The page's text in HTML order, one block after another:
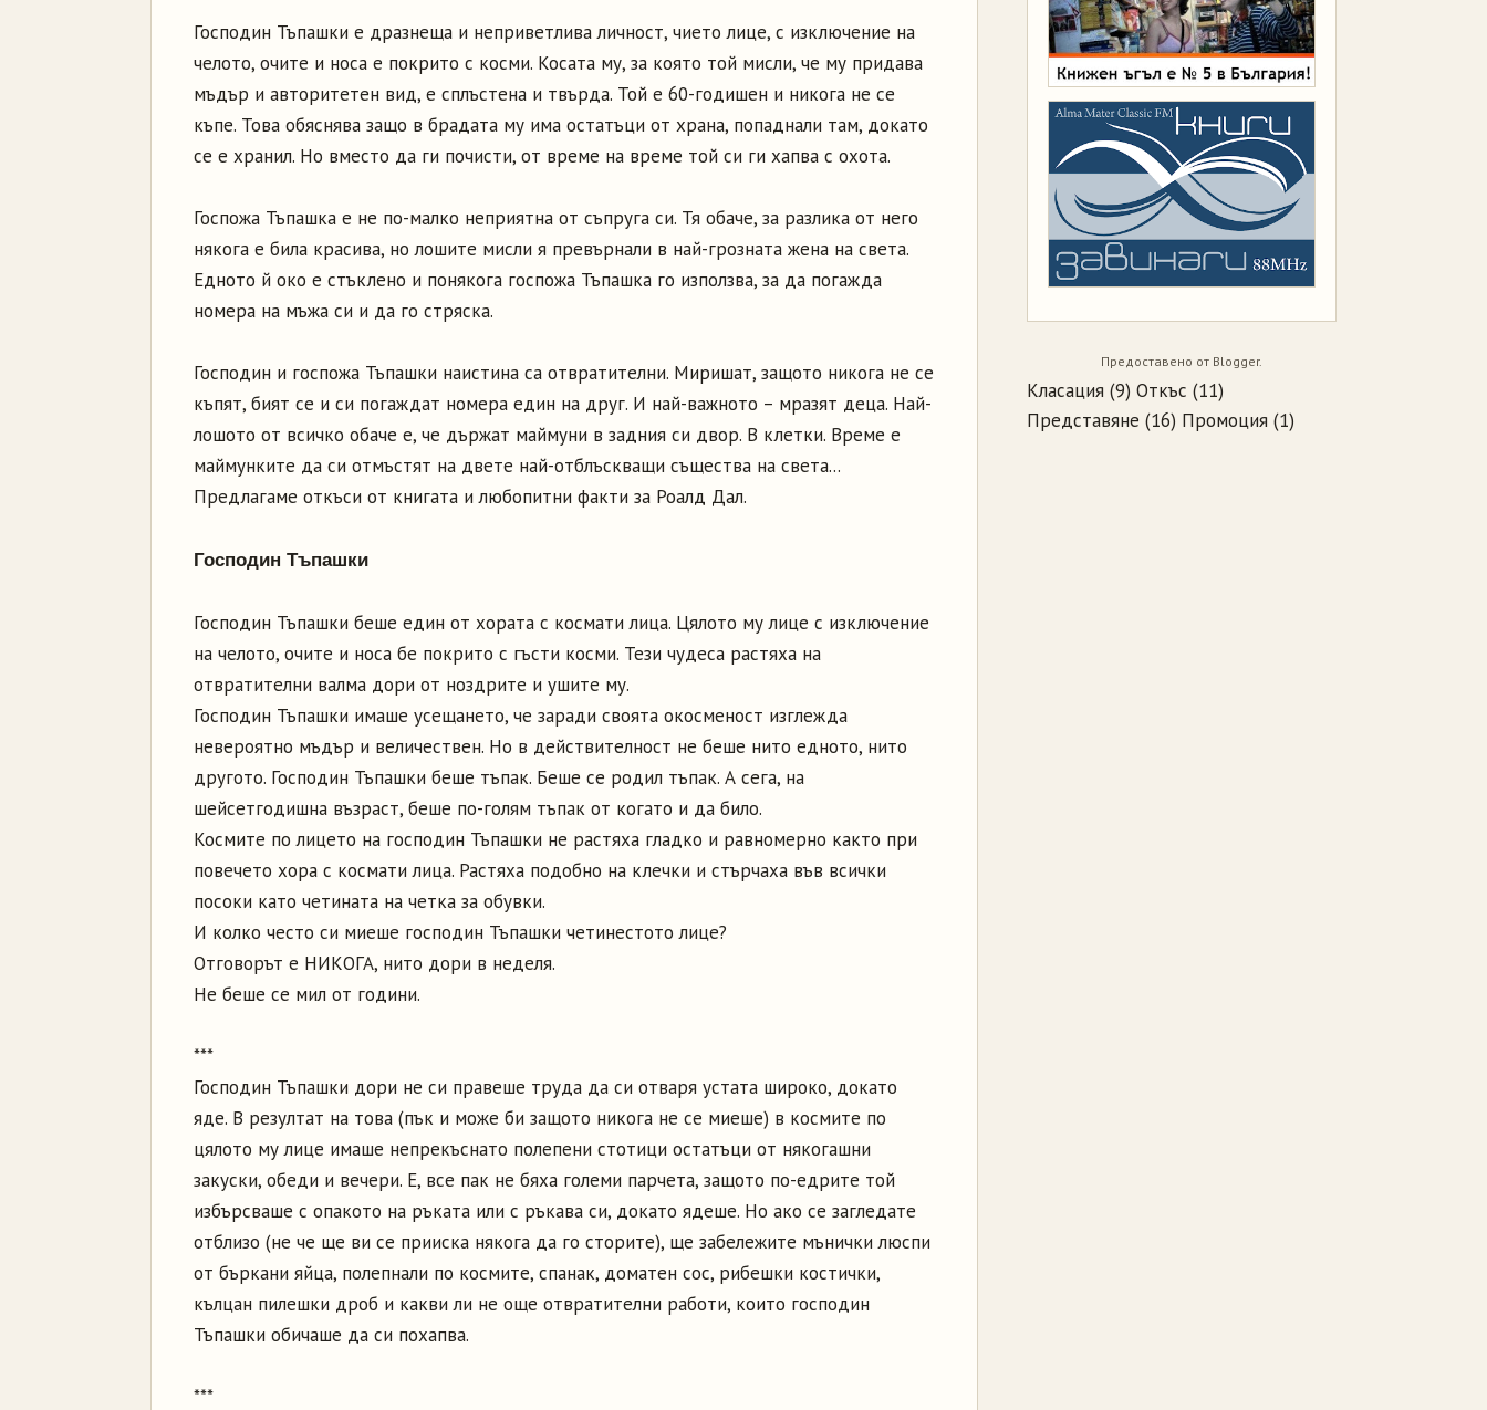
Господин Тъпашки е дразнеща и неприветлива личност, чието лице, с изключение на
челото, очите и носа е покрито с косми. Косата му, за която той мисли, че му придава
мъдър и авторитетен вид, е сплъстена и твърда. Той е 60-годишен и никога не се
къпе. Това обяснява защо в брадата му има остатъци от храна, попаднали там, докато
се е хранил. Но вместо да ги почисти, от време на време той си ги хапва с охота.
Госпожа Тъпашка е не по-малко неприятна от съпруга си. Тя обаче, за разлика от него
някога е била красива, но лошите мисли я превърнали в най-грозната жена на света.
Едното й око е стъклено и понякога госпожа Тъпашка го използва, за да погажда
номера на мъжа си и да го стряска.
Господин и госпожа Тъпашки наистина са отвратителни. Миришат, защото никога не се
къпят, бият се и си погаждат номера един на друг. И най-важното – мразят деца. Най-
лошото от всичко обаче е, че държат маймуни в задния си двор. В клетки. Време е
маймунките да си отмъстят на двете най-отблъскващи същества на света...
Предлагаме откъси от книгата и любопитни факти за Роалд Дал.
Господин Тъпашки
Господин Тъпашки беше един от хората с космати лица. Цялото му лице с изключение
на челото, очите и носа бе покрито с гъсти косми. Тези чудеса растяха на
отвратителни валма дори от ноздрите и ушите му.
Господин Тъпашки имаше усещането, че заради своята окосменост изглежда
невероятно мъдър и величествен. Но в действителност не беше нито едното, нито
другото. Господин Тъпашки беше тъпак. Беше се родил тъпак. А сега, на
шейсетгодишна възраст, беше по-голям тъпак от когато и да било.
Космите по лицето на господин Тъпашки не растяха гладко и равномерно както при
повечето хора с космати лица. Растяха подобно на клечки и стърчаха във всички
посоки като четината на четка за обувки.
И колко често си миеше господин Тъпашки четинестото лице?
Отговорът е НИКОГА, нито дори в неделя.
Не беше се мил от години.
***
Господин Тъпашки дори не си правеше труда да си отваря устата широко, докато
яде. В резултат на това (пък и може би защото никога не се миеше) в космите по
цялото му лице имаше непрекъснато полепени стотици остатъци от някогашни
закуски, обеди и вечери. Е, все пак не бяха големи парчета, защото по-едрите той
избърсваше с опакото на ръката или с ръкава си, докато ядеше. Но ако се загледате
отблизо (не че ще ви се прииска някога да го сторите), ще забележите мънички люспи
от бъркани яйца, полепнали по космите, спанак, доматен сос, рибешки костички,
кълцан пилешки дроб и какви ли не още отвратителни работи, които господин
Тъпашки обичаше да си похапва.
***
Предоставено от Blogger.
Класация (9) Откъс (11)
Представяне (16) Промоция (1)